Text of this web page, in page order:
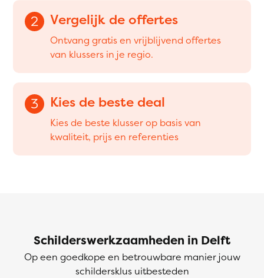
2 Vergelijk de offertes
Ontvang gratis en vrijblijvend offertes
van klussers in je regio.
3 Kies de beste deal
Kies de beste klusser op basis van
kwaliteit, prijs en referenties
Schilderswerkzaamheden in Delft
Op een goedkope en betrouwbare manier jouw
schildersklus uitbesteden